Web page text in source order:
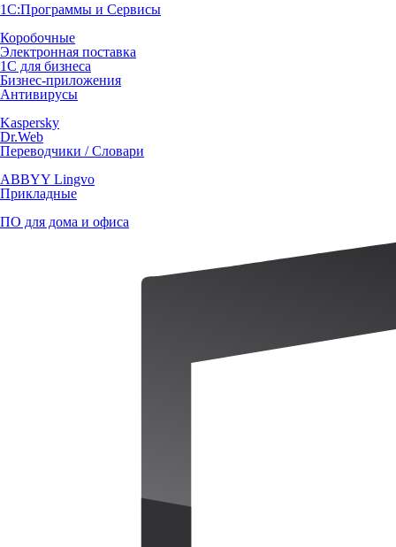
1С:Программы и Сервисы
Коробочные
Электронная поставка
1С для бизнеса
Бизнес-приложения
Антивирусы
Kaspersky
Dr.Web
Переводчики / Словари
ABBYY Lingvo
Прикладные
ПО для дома и офиса